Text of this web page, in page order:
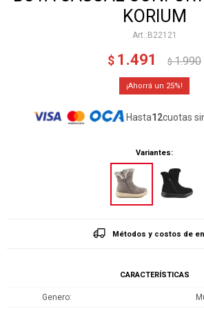
KORIUM
B22121
$ 1.491 $ 1.990
25
Hasta12cuotas
Variantes:
Métodos y costos de
CARACTERÍSTICAS
Genero